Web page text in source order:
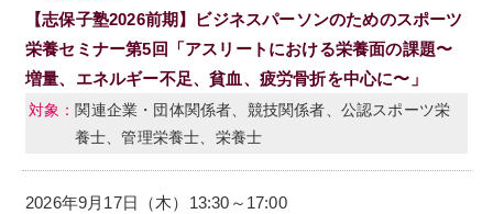
【志保子塾2026前期】ビジネスパーソンのためのスポーツ
栄養セミナー第5回「アスリートにおける栄養面の課題〜
増量、エネルギー不足、貧血、疲労骨折を中心に〜」
関連企業・団体関係者、競技関係者、公認スポーツ栄
養士、管理栄養士、栄養士
2026年9月17日（木）13:30～17:00